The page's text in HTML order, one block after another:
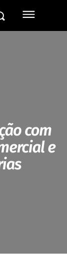
com
e